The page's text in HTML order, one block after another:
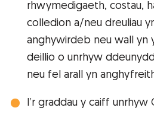
rhwymedigaeth, costau,
colledion a/neu dreuliau
anghywirdeb neu wall yn
deillio o unrhyw ddeunydd
neu fel arall yn
I’r graddau y caiff